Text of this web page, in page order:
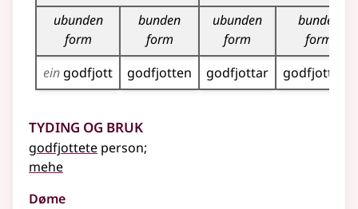
ubunden
form
bunden
form
ubunden
form
bunden
form
ein godfjott godfjotten godfjottar godfjottane
Tyding og bruk
godfjottete person;
mehe
Døme